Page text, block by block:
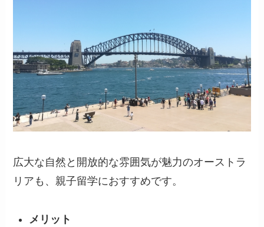
広大な自然と開放的な雰囲気が魅力のオーストラ
リアも、親子留学におすすめです。
メリット